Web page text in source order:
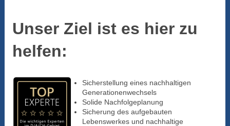
Unser Ziel ist es hier zu
helfen:
Sicherstellung eines nachhaltigen
Generationenwechsels
Solide Nachfolgeplanung
Sicherung des aufgebauten
Lebenswerkes und nachhaltige